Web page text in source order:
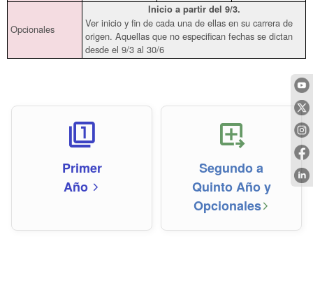
Opcionales
Inicio a partir del 9/3.
Ver inicio y fin de cada una de ellas en su carrera de
origen. Aquellas que no especifican fechas se dictan
desde el 9/3 al 30/6
filter_1
Primer
Año arrow_forward_ios
tab_new_right
Segundo a
Quinto Año y
Opcionalesarrow_forward_ios